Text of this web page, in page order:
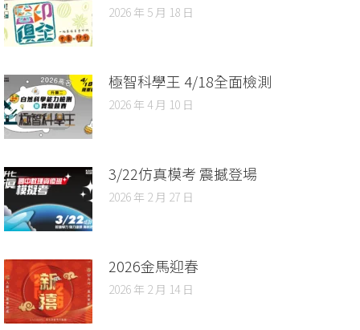
2026 年 5 月 18 日
極智科學王 4/18全面檢測
2026 年 4 月 10 日
3/22仿真模考 震撼登場
2026 年 2 月 27 日
2026金馬迎春
2026 年 2 月 14 日